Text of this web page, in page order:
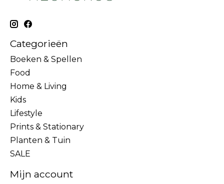
Categorieën
Boeken & Spellen
Food
Home & Living
Kids
Lifestyle
Prints & Stationary
Planten & Tuin
SALE
Mijn account